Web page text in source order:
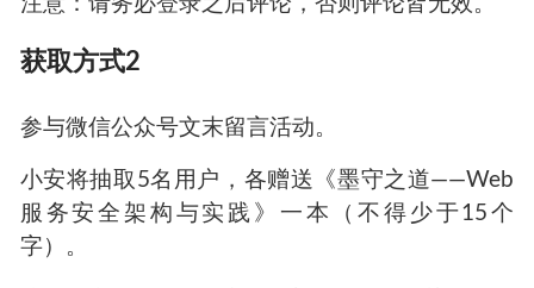
获取方式2
参与微信公众号文末留言活动。
小安将抽取 5名用户，各赠送《墨守之道——Web
服务安全架构与实践》一本（不得少于15 个
字）。